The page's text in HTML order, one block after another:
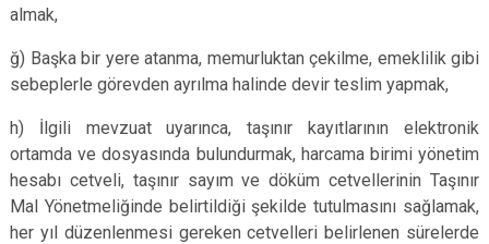
almak,
ğ) Başka bir yere atanma, memurluktan çekilme, emeklilik gibi
sebeplerle görevden ayrılma halinde devir teslim yapmak,
h) İlgili mevzuat uyarınca, taşınır kayıtlarının elektronik
ortamda ve dosyasında bulundurmak, harcama birimi yönetim
hesabı cetveli, taşınır sayım ve döküm cetvellerinin Taşınır
Mal Yönetmeliğinde belirtildiği şekilde tutulmasını sağlamak,
her yıl düzenlenmesi gereken cetvelleri belirlenen sürelerde